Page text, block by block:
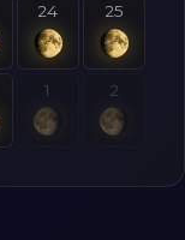
24 25
1 2